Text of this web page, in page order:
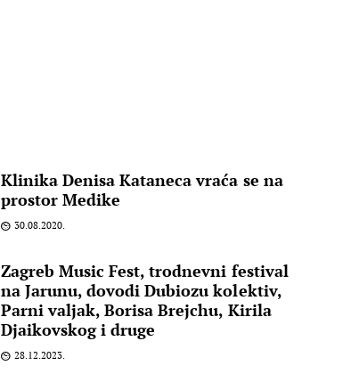
Klinika Denisa Kataneca vraća se na
prostor Medike
30.08.2020.
Zagreb Music Fest, trodnevni festival
na Jarunu, dovodi Dubiozu kolektiv,
Parni valjak, Borisa Brejchu, Kirila
Djaikovskog i druge
28.12.2023.